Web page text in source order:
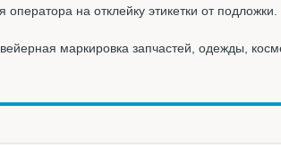
на отклейку этикетки от подложки.
маркировка запчастей, одежды,